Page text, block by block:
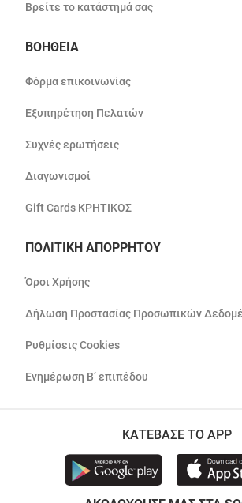
Βρείτε το κατάστημά σας
ΒΟΗΘΕΙΑ
Φόρμα επικοινωνίας
Εξυπηρέτηση Πελατών
Συχνές ερωτήσεις
Διαγωνισμοί
Gift Cards ΚΡΗΤΙΚΟΣ
ΠΟΛΙΤΙΚΗ ΑΠΟΡΡΗΤΟΥ
Όροι Χρήσης
Δήλωση Προστασίας Προσωπικών
Ρυθμίσεις Cookies
Ενημέρωση Β’ επιπέδου
ΚΑΤΕΒΑΣΕ ΤΟ APP